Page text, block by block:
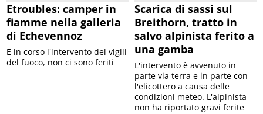
Etroubles: camper in
fiamme nella galleria
di Echevennoz
E in corso l'intervento dei vigili
del fuoco, non ci sono feriti
Scarica di sassi sul
Breithorn, tratto in
salvo alpinista ferito a
una gamba
L'intervento è avvenuto in
parte via terra e in parte con
l'elicottero a causa delle
condizioni meteo. L'alpinista
non ha riportato gravi ferite